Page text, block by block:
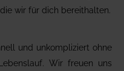
wir für dich bereithalten.
und unkompliziert ohne
Wir freuen uns